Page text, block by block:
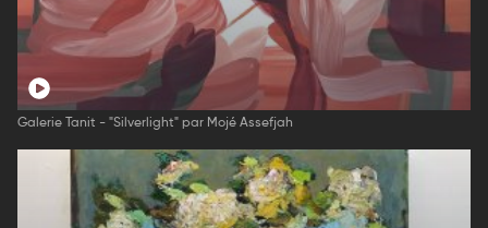
Galerie Tanit - "Silverlight" par Mojé Assefjah